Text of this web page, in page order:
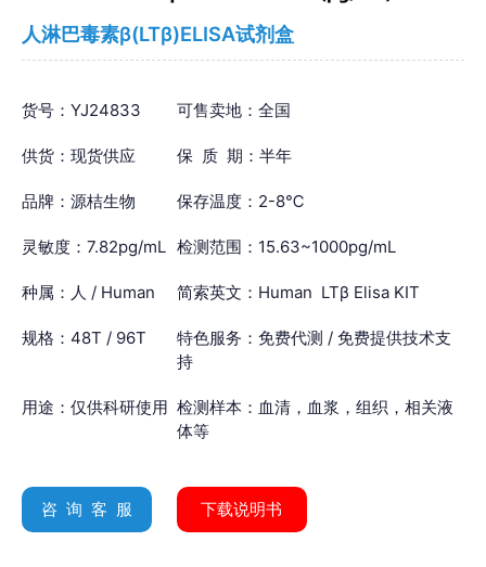
人淋巴毒素β(LTβ)ELISA试剂盒
货号：YJ24833 可售卖地：全国
供货：现货供应 保 质 期：半年
品牌：源桔生物 保存温度：2-8℃
灵敏度：7.82pg/mL 检测范围：15.63~1000pg/mL
种属：人 / Human 简索英文：Human LTβ Elisa KIT
规格：48T / 96T
特色服务：免费代测 / 免费提供技术支
持
用途：仅供科研使用 检测样本：血清，血浆，组织，相关液
体等
咨 询 客 服 下载说明书